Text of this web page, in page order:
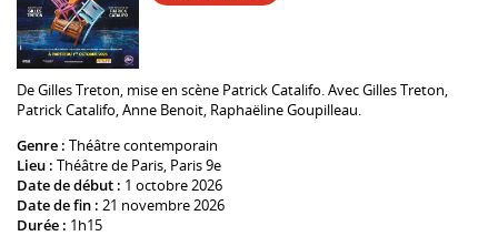
DeGilles Treton , mise en scène Patrick Catalifo . AvecGilles Treton
Patrick Catalifo Anne Benoit Raphaëline Goupilleau
Genre : Théâtre contemporain
Lieu : Théâtre de Paris, Paris 9e
Date de début : 1 octobre 2026
Date de fin : 21 novembre 2026
Durée : 1h15